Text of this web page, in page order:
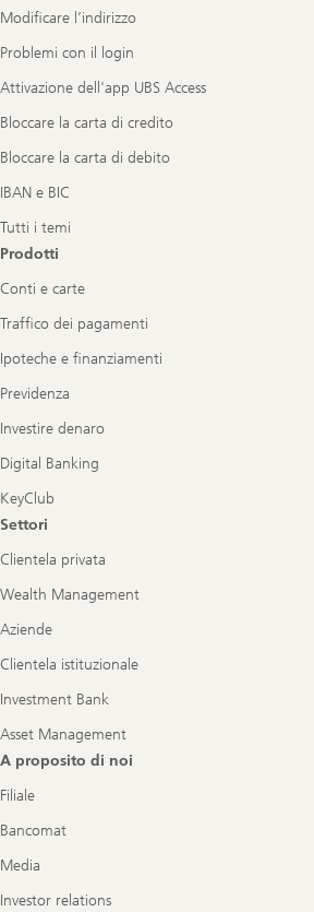
Modificare l’indirizzo
Problemi con il login
Attivazione dell'app UBS Access
Bloccare la carta di credito
Bloccare la carta di debito
IBAN e BIC
Tutti i temi
Prodotti
Conti e carte
Traffico dei pagamenti
Ipoteche e finanziamenti
Previdenza
Investire denaro
Digital Banking
KeyClub
Settori
Clientela privata
Wealth Management
Aziende
Clientela istituzionale
Investment Bank
Asset Management
A proposito di noi
Filiale
Bancomat
Media
Investor relations